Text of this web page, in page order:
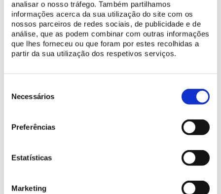
analisar o nosso tráfego. Também partilhamos
informações acerca da sua utilização do site com os
nossos parceiros de redes sociais, de publicidade e de
análise, que as podem combinar com outras informações
que lhes forneceu ou que foram por estes recolhidas a
partir da sua utilização dos respetivos serviços.
Necessários
Preferências
Estatísticas
Marketing
mercados emissores de visitantes dos parques e monumentos
de Sintra.